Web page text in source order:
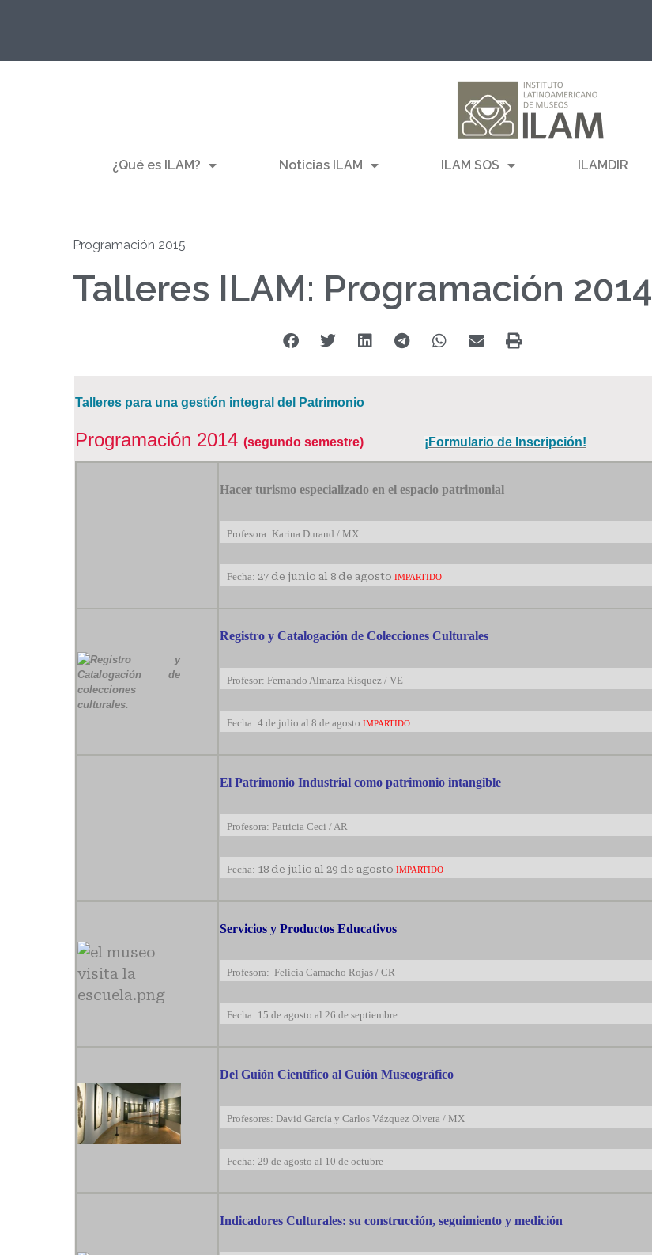
¿Qué es ILAM? Noticias ILAM ILAM SOS ILAMDIR
Programación 2015
Talleres ILAM: Programación 2014
Talleres para una gestión integral del Patrimonio
Programación 2014 (segundo semestre) ¡Formulario de Inscripción!
Hacer turismo especializado en el espacio patrimonial
Profesora: Karina Durand / MX
Fecha: 27 de junio al 8 de agosto IMPARTIDO
Registro y Catalogación de Colecciones Culturales
Profesor: Fernando Almarza Rísquez / VE
Fecha: 4 de julio al 8 de agosto IMPARTIDO
El Patrimonio Industrial como patrimonio intangible
Profesora: Patricia Ceci / AR
Fecha: 18 de julio al 29 de agosto IMPARTIDO
Servicios y Productos Educativos
Profesora: Felicia Camacho Rojas / CR
Fecha: 15 de agosto al 26 de septiembre
Del Guión Científico al Guión Museográfico
Profesores: David García y Carlos Vázquez Olvera / MX
Fecha: 29 de agosto al 10 de octubre
Indicadores Culturales: su construcción, seguimiento y medición